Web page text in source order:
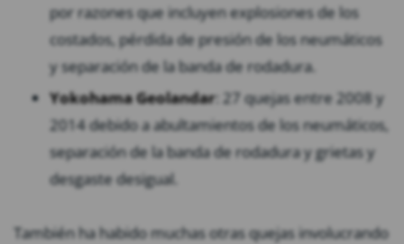
por razones que incluyen explosiones de los
costados, pérdida de presión de los neumáticos
y separación de la banda de rodadura.
Yokohama Geolandar: 27 quejas entre 2008 y
2014 debido a abultamientos de los neumáticos,
separación de la banda de rodadura y grietas y
desgaste desigual.
También ha habido muchas otras quejas involucrando